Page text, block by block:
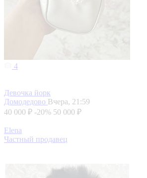
4
Девочка йорк
Домодедово Вчера, 21:59
40 000 ₽ -20% 50 000 ₽
Elena
Частный продавец